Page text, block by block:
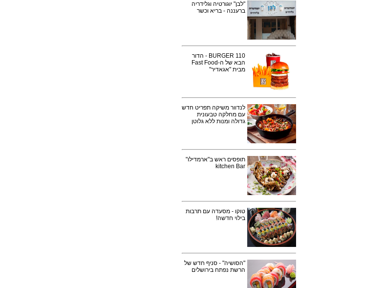
"לבן" יוגורטיה וגלידריה
ברעננה - בריא וכשר
110 BURGER - הדור
הבא של ה-Fast Food
מבית "אגאדיר"
לנדוור משיקה תפריט חדש
עם מחלקה טבעונית
גדולה ומנות ללא גלוטן
תופסים ראש ב"ארמדילו"
kitchen Bar
טוקו - מסעדה עם תרבות
בילוי חדשה!
"הסושיה" - סניף חדש של
הרשת נפתח בירושלים